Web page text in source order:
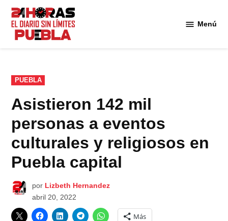
Saltar
contenido
Menú
PUBLICADO
EN
PUEBLA
Asistieron 142 mil
personas a eventos
culturales y religiosos en
Puebla capital
por Lizbeth Hernandez
abril 20, 2022
Más